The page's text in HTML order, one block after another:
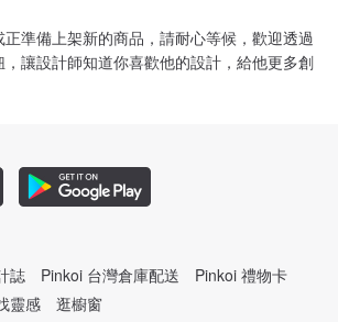
準備上架新的商品，請耐心等候，歡迎透過
，讓設計師知道你喜歡他的設計，給他更多創
誌 Pinkoi 台灣倉庫配送
Pinkoi 禮物卡
靈感 逛櫥窗